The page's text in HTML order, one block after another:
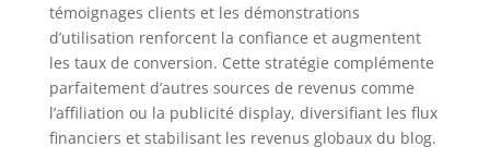
témoignages clients et les démonstrations
d’utilisation renforcent la confiance et augmentent
les taux de conversion. Cette stratégie complémente
parfaitement d’autres sources de revenus comme
l’affiliation ou la publicité display, diversifiant les flux
financiers et stabilisant les revenus globaux du blog.